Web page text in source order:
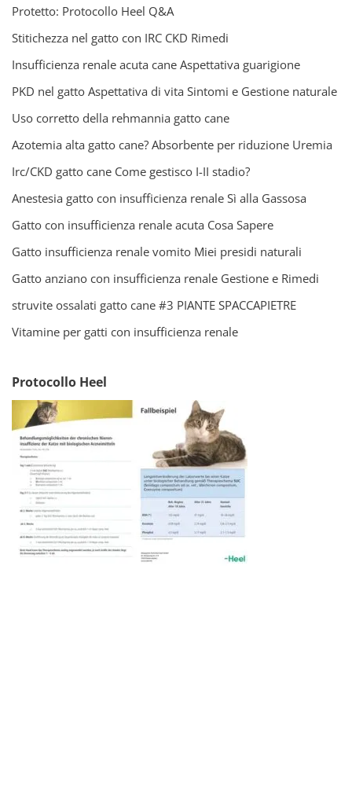
Protetto: Protocollo Heel Q&A
Stitichezza nel gatto con IRC CKD Rimedi
Insufficienza renale acuta cane Aspettativa guarigione
PKD nel gatto Aspettativa di vita Sintomi e Gestione naturale
Uso corretto della rehmannia gatto cane
Azotemia alta gatto cane? Absorbente per riduzione Uremia
Irc/CKD gatto cane Come gestisco I-II stadio?
Anestesia gatto con insufficienza renale Sì alla Gassosa
Gatto con insufficienza renale acuta Cosa Sapere
Gatto insufficienza renale vomito Miei presidi naturali
Gatto anziano con insufficienza renale Gestione e Rimedi
struvite ossalati gatto cane #3 PIANTE SPACCAPIETRE
Vitamine per gatti con insufficienza renale
Protocollo Heel